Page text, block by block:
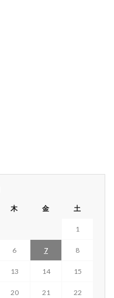
木 金 土
1
6 7 8
13 14 15
20 21 22